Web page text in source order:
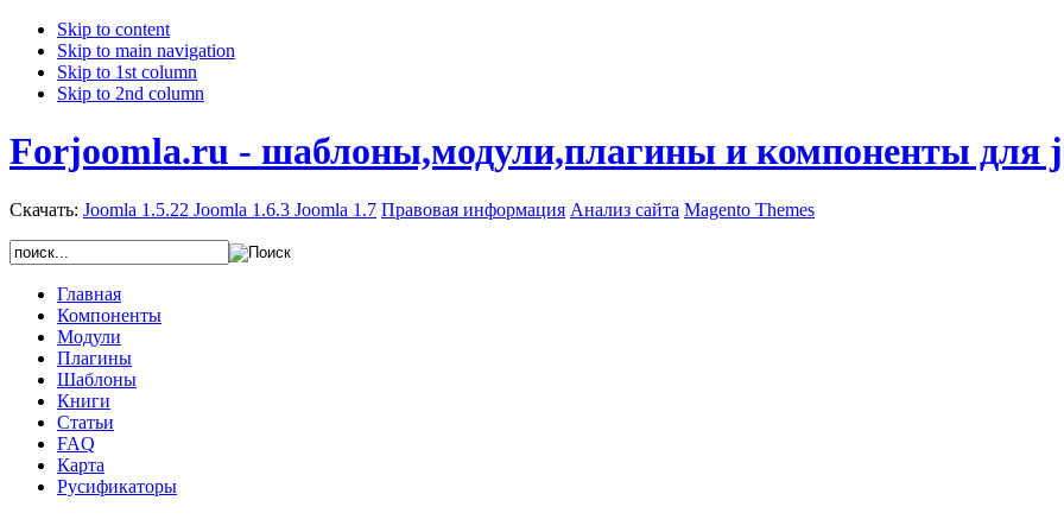
Skip to content
Skip to main navigation
Skip to 1st column
Skip to 2nd column
Forjoomla.ru - шаблоны,модули,плагины и компоненты для
Скачать: Joomla 1.5.22 Joomla 1.6.3 Joomla 1.7 Правовая информация Анализ сайта Magento Themes
Главная
Компоненты
Модули
Плагины
Шаблоны
Книги
Статьи
FAQ
Карта
Русификаторы